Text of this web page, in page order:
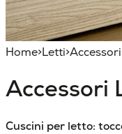
Home>Letti>
Accessori
Cuscini per letto: